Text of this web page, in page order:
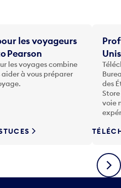
Pearson
les voyages combine
aider à vous préparer
des
voie